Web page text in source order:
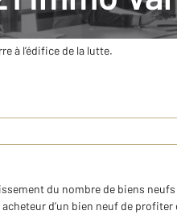
à ses vecteurs de
ont constaté un recul
à l’édifice de la lutte.
du nombre de biens
d’un bien neuf de profiter